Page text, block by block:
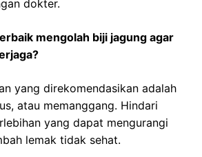
dokter.
mengolah biji jagung agar
yang direkomendasikan adalah
atau memanggang. Hindari
yang dapat mengurangi
lemak tidak sehat.